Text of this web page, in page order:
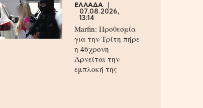
ΕΛΛΑΔΑ
07.08.2026,
13:14
Marfin: Προθεσμία
για την Τρίτη πήρε
η 46χρονη –
Aρνείται την
εμπλοκή της